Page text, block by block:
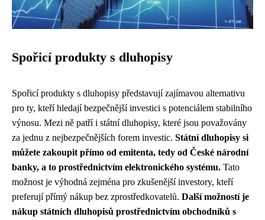
Spořicí produkty s dluhopisy
Spořicí produkty s dluhopisy představují zajímavou alternativu
pro ty, kteří hledají bezpečnější investici s potenciálem stabilního
výnosu. Mezi ně patří i státní dluhopisy, které jsou považovány
za jednu z nejbezpečnějších forem investic. Státní dluhopisy si
můžete zakoupit přímo od emitenta, tedy od České národní
banky, a to prostřednictvím elektronického systému. Tato
možnost je výhodná zejména pro zkušenější investory, kteří
preferují přímý nákup bez zprostředkovatelů. Další možností je
nákup státních dluhopisů prostřednictvím obchodníků s